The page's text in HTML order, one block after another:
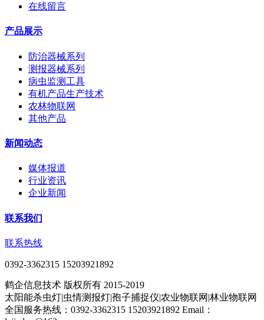
在线留言
产品展示
防治器械系列
测报器械系列
病虫监测工具
有机产品生产技术
农林物联网
其他产品
新闻动态
媒体报道
行业资讯
企业新闻
联系我们
联系热线
0392-3362315 15203921892
鹤企信息技术 版权所有 2015-2019
太阳能杀虫灯|虫情测报灯|孢子捕捉仪|农业物联网|林业物联网
全国服务热线：0392-3362315 15203921892 Email：